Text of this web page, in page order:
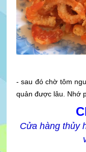
- sau đó chờ tôm
quản được lâu. Nhớ
Cửa hàng thủy